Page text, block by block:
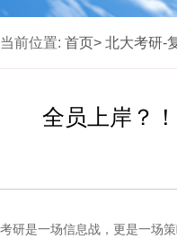
当前位置: 首页> 北大考研-
全员上岸？
考研是一场信息战，更是一场